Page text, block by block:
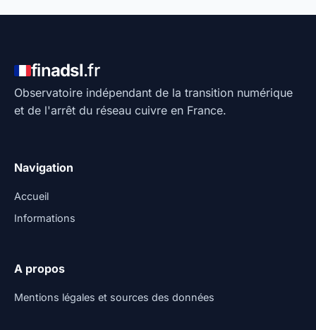
finadsl.fr
Observatoire indépendant de la transition numérique
et de l'arrêt du réseau cuivre en France.
Navigation
Accueil
Informations
A propos
Mentions légales et sources des données